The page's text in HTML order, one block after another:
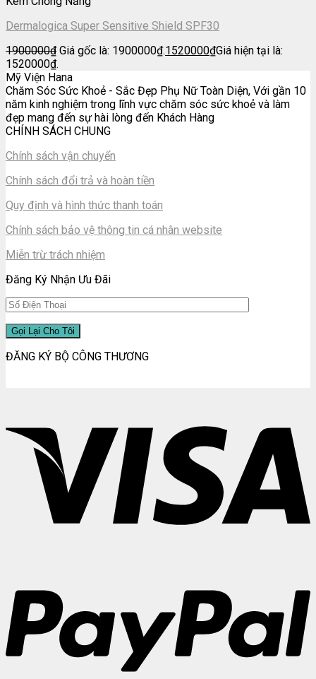
Dermalogica Super Sensitive Shield SPF30
1900000₫ Giá gốc là: 1900000₫.1520000₫Giá hiện tại là:
1520000₫.
Mỹ Viện Hana
Chăm Sóc Sức Khoẻ - Sắc Đẹp Phụ Nữ Toàn Diện, Với gần 10
năm kinh nghiệm trong lĩnh vực chăm sóc sức khoẻ và làm
đẹp mang đến sự hài lòng đến Khách Hàng
CHÍNH SÁCH CHUNG
Chính sách vận chuyển
Chính sách đổi trả và hoàn tiền
Quy định và hình thức thanh toán
Chính sách bảo vệ thông tin cá nhân website
Miễn trừ trách nhiệm
Đăng Ký Nhận Ưu Đãi
ĐĂNG KÝ BỘ CÔNG THƯƠNG